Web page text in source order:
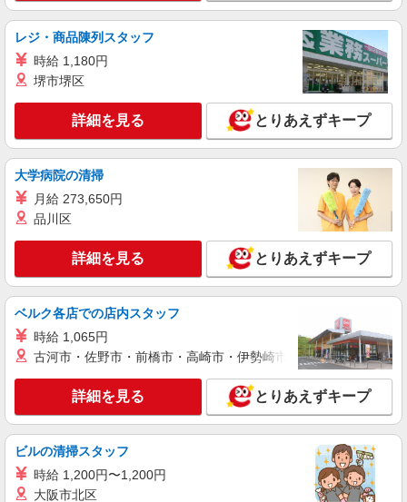
レジ・商品陳列スタッフ
時給 1,180円
堺市堺区
詳細を見る とりあえずキープ
大学病院の清掃
月給 273,650円
品川区
詳細を見る とりあえずキープ
ベルク各店での店内スタッフ
時給 1,065円
古河市・佐野市・前橋市・高崎市・伊勢崎市・太田市・館林市
詳細を見る とりあえずキープ
ビルの清掃スタッフ
時給 1,200円〜1,200円
大阪市北区